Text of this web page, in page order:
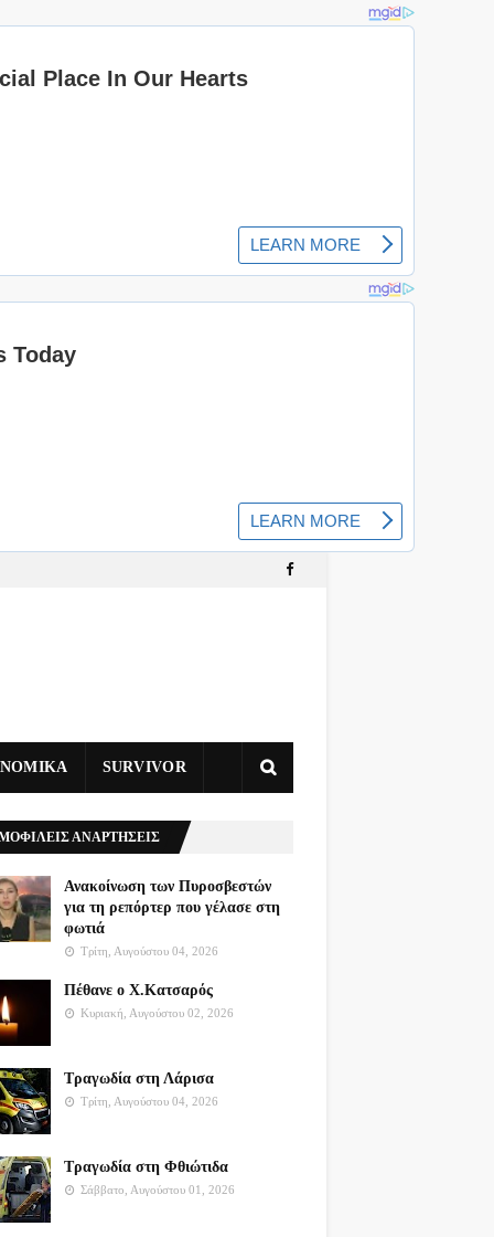
SURVIVOR
ΑΝΑΡΤΗΣΕΙΣ
Ανακοίνωση των Πυροσβεστών
για τη ρεπόρτερ που γέλασε στη
φωτιά
Τρίτη, Αυγούστου 04, 2026
Πέθανε ο Χ.Κατσαρός
Κυριακή, Αυγούστου 02, 2026
Τραγωδία στη Λάρισα
Τρίτη, Αυγούστου 04, 2026
Τραγωδία στη Φθιώτιδα
Σάββατο, Αυγούστου 01, 2026